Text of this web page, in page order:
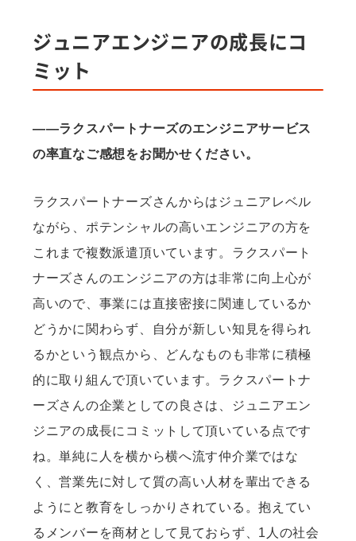
ジュニアエンジニアの成長にコ
ミット
——ラクスパートナーズのエンジニアサービス
の率直なご感想をお聞かせください。
ラクスパートナーズさんからはジュニアレベル
ながら、ポテンシャルの高いエンジニアの方を
これまで複数派遣頂いています。ラクスパート
ナーズさんのエンジニアの方は非常に向上心が
高いので、事業には直接密接に関連しているか
どうかに関わらず、自分が新しい知見を得られ
るかという観点から、どんなものも非常に積極
的に取り組んで頂いています。ラクスパートナ
ーズさんの企業としての良さは、ジュニアエン
ジニアの成長にコミットして頂いている点です
ね。単純に人を横から横へ流す仲介業ではな
く、営業先に対して質の高い人材を輩出できる
ようにと教育をしっかりされている。抱えてい
るメンバーを商材として見ておらず、1人の社会